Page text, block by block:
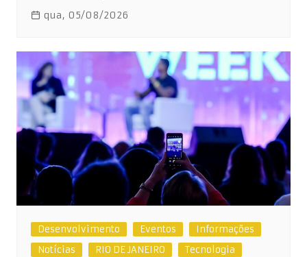
qua, 05/08/2026
Desenvolvimento Eventos
Informações
Notícias
RIO DE JANEIRO
Tecnologia